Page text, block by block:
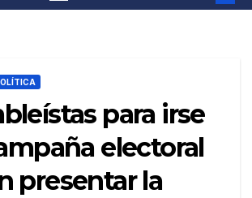
para irse
electoral
presentar la